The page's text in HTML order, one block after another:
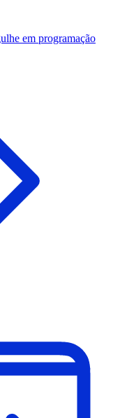
em programação